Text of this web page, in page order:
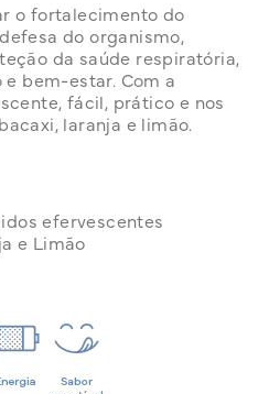
o fortalecimento do
do organismo,
da saúde respiratória,
bem-estar. Com a
fácil, prático e nos
laranja e limão.
efervescentes
e Limão